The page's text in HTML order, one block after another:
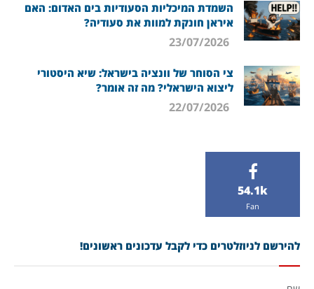
השמדת המיכליות הסעודיות בים האדום: האם
איראן חונקת למוות את סעודיה?
צי הסוחר של וונציה בישראל: שיא היסטורי
ליצוא הישראלי? מה זה אומר?
54.1k
Fan
להירשם לניוזלטרים כדי לקבל עדכונים ראשונים!